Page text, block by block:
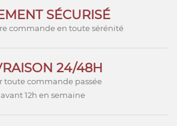
SÉCURISÉ
commande en toute sérénité
24/48H
toute commande passée
avant 12h en semaine